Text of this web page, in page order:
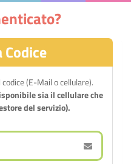
Codice
(E-Mail o cellulare).
sia il cellulare che
del servizio).